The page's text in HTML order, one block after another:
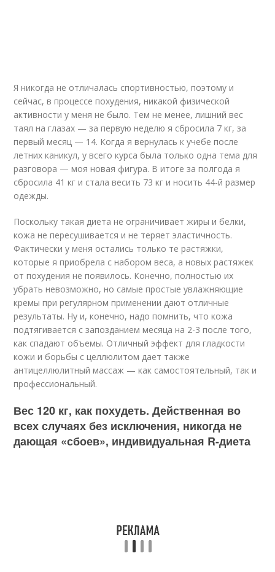
Я никогда не отличалась спортивностью, поэтому и
сейчас, в процессе похудения, никакой физической
активности у меня не было. Тем не менее, лишний вес
таял на глазах — за первую неделю я сбросила 7 кг, за
первый месяц — 14. Когда я вернулась к учебе после
летних каникул, у всего курса была только одна тема для
разговора — моя новая фигура. В итоге за полгода я
сбросила 41 кг и стала весить 73 кг и носить 44-й размер
одежды.
Поскольку такая диета не ограничивает жиры и белки,
кожа не пересушивается и не теряет эластичность.
Фактически у меня остались только те растяжки,
которые я приобрела с набором веса, а новых растяжек
от похудения не появилось. Конечно, полностью их
убрать невозможно, но самые простые увлажняющие
кремы при регулярном применении дают отличные
результаты. Ну и, конечно, надо помнить, что кожа
подтягивается с запозданием месяца на 2-3 после того,
как спадают объемы. Отличный эффект для гладкости
кожи и борьбы с целлюлитом дает также
антицеллюлитный массаж — как самостоятельный, так и
профессиональный.
Вес 120 кг, как похудеть. Действенная во
всех случаях без исключения, никогда не
дающая «сбоев», индивидуальная R-диета